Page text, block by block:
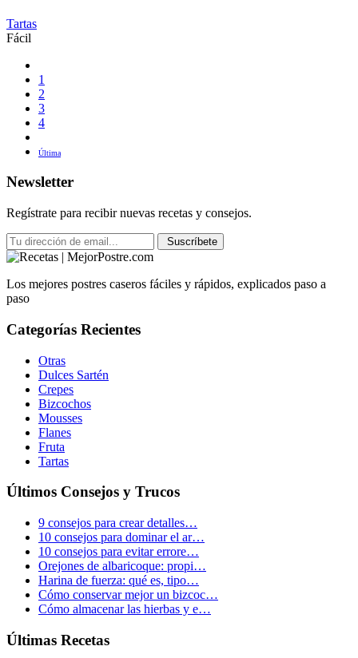
Tartas
Fácil
1
2
3
4
Última
Newsletter
Regístrate para recibir nuevas recetas y consejos.
Suscríbete
Los mejores postres caseros fáciles y rápidos, explicados paso a
paso
Categorías Recientes
Otras
Dulces Sartén
Crepes
Bizcochos
Mousses
Flanes
Fruta
Tartas
Últimos Consejos y Trucos
9 consejos para crear detalles…
10 consejos para dominar el ar…
10 consejos para evitar errore…
Orejones de albaricoque: propi…
Harina de fuerza: qué es, tipo…
Cómo conservar mejor un bizcoc…
Cómo almacenar las hierbas y e…
Últimas Recetas